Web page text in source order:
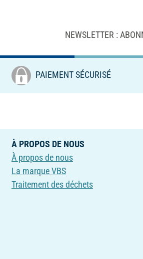
NEWSLETTER :
PAIEMENT SÉCURISÉ
À PROPOS DE NOUS
À propos de nous
La marque VBS
Traitement des déchets